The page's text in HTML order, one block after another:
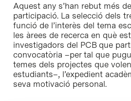
Aquest any s’han rebut més
participació. La selecció dels
funció de l’interès del tema
les àrees de recerca en què
investigadors del PCB que
convocatòria –per tal que
temes dels projectes que
estudiants–, l’expedient
seva motivació personal.